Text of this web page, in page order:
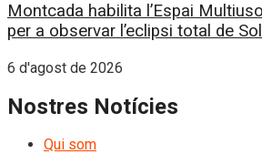
Montcada habilita l’Espai
per a observar l’eclipsi total de Sol
6 d'agost de 2026
Nostres Notícies
Qui som